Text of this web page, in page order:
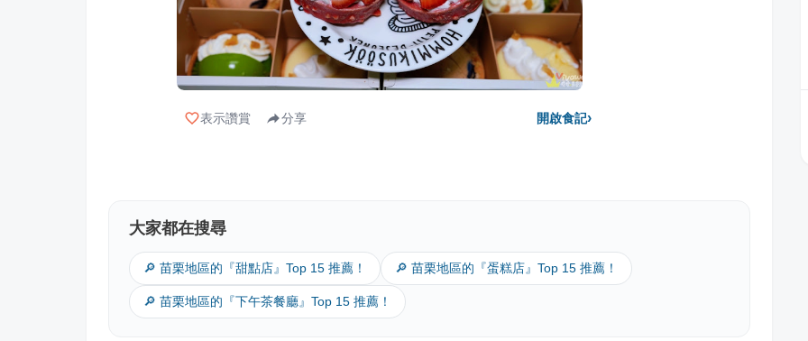
表示讚賞 分享 開啟食記›
大家都在搜尋
🔎 苗栗地區的『甜點店』Top 15 推薦！ 🔎 苗栗地區的『蛋糕店』Top 15 推薦！
🔎 苗栗地區的『下午茶餐廳』Top 15 推薦！